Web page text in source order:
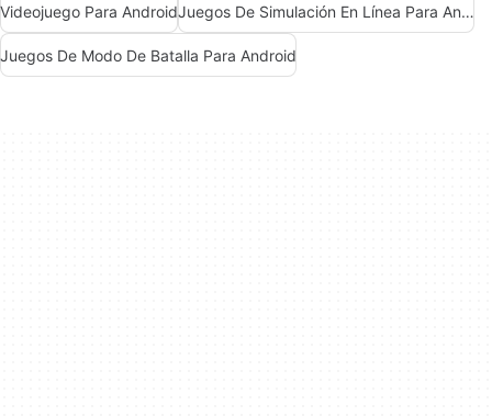
Videojuego Para Android Juegos De Simulación En Línea Para Android
Juegos De Modo De Batalla Para Android